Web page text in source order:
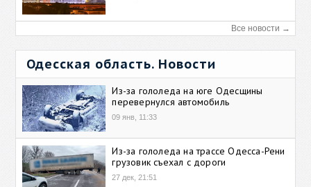
Все новости →
Одесская область. Новости
Из-за гололеда на юге Одесщины
перевернулся автомобиль
09 янв, 11:33
Из-за гололеда на трассе Одесса-Рени
грузовик съехал с дороги
27 дек, 21:51